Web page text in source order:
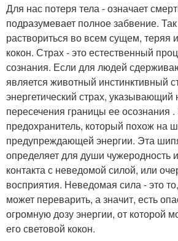
Для нас потеря тела - означает
подразумевает полное забвение.
раствориться во всем сущем, теряя
кокон. Страх - это естественный
сознания. Если для людей
является животный инстинктивный
энергетический страх, указывающий
пересечения границы ее осознания
предохранитель, который похож на
предупреждающей энергии. Эта
определяет для души чужеродность
контакта с неведомой силой, или
восприятия. Неведомая сила - это
может переварить, а значит, есть
огромную дозу энергии, от которой
его световой кокон.